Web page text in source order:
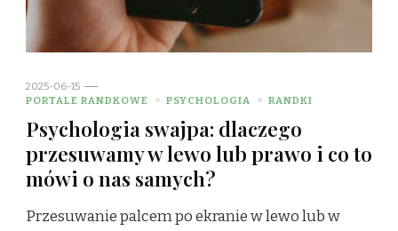
2025-06-15
PORTALE RANDKOWE
PSYCHOLOGIA RANDKI
Psychologia swajpa: dlaczego
przesuwamy w lewo lub prawo i co to
mówi o nas samych?
Przesuwanie palcem po ekranie w lewo lub w